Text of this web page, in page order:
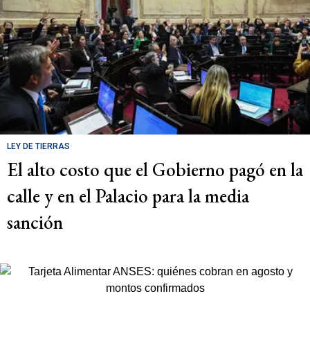
LEY DE TIERRAS
El alto costo que el Gobierno pagó en la
calle y en el Palacio para la media
sanción